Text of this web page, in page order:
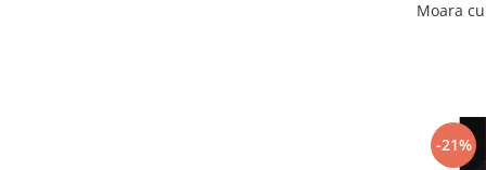
Moara
-21%